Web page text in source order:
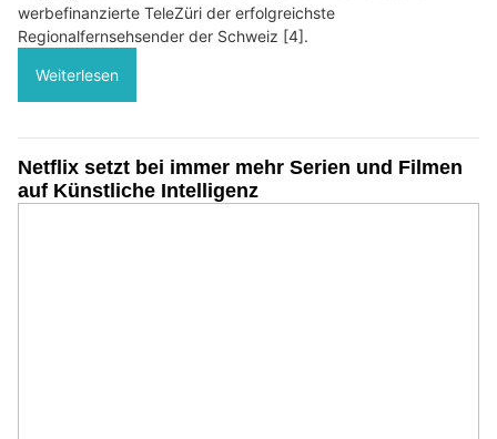
werbefinanzierte TeleZüri der erfolgreichste
Regionalfernsehsender der Schweiz [4].
Weiterlesen
Netflix setzt bei immer mehr Serien und Filmen
auf Künstliche Intelligenz